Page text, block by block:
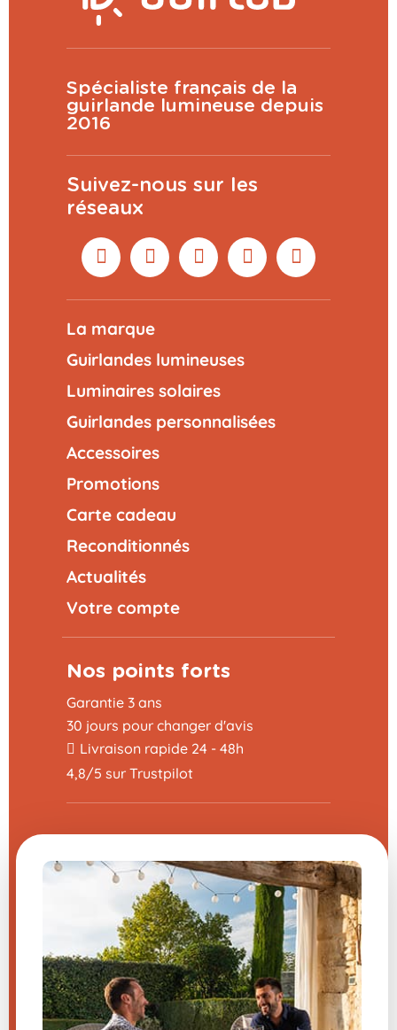
Spécialiste français de la
guirlande lumineuse depuis
2016
Suivez-nous sur les
réseaux
La marque
Guirlandes lumineuses
Luminaires solaires
Guirlandes personnalisées
Accessoires
Promotions
Carte cadeau
Reconditionnés
Actualités
Votre compte
Nos points forts
Garantie 3 ans
30 jours pour changer d'avis
Livraison rapide 24 - 48h
4,8/5 sur Trustpilot
Programme Parrainage
La foire aux questions
Mentions légales
Nous contacter
Modifier mes préférences en matière de
cookies